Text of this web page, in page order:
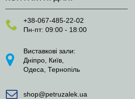
+38-067-485-22-02
Пн-пт: 09:00 - 18:00
Виставкові зали:
Дніпро Київ
Одеса Тернопіль
shop@petruzalek.ua